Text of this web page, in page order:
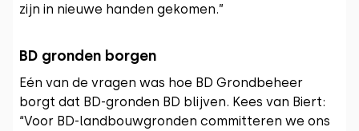
zijn in nieuwe handen gekomen.”
BD gronden borgen
Eén van de vragen was hoe BD Grondbeheer
borgt dat BD-gronden BD blijven. Kees van Biert:
“Voor BD-landbouwgronden committeren we ons